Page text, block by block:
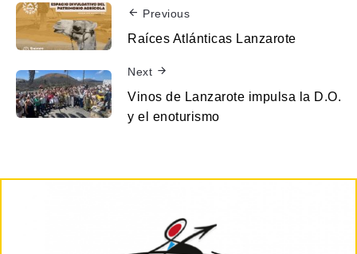
Previous
Raíces Atlánticas Lanzarote
Next
Vinos de Lanzarote impulsa la D.O.
y el enoturismo